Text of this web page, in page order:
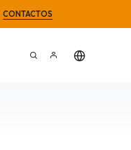
CONTACTOS